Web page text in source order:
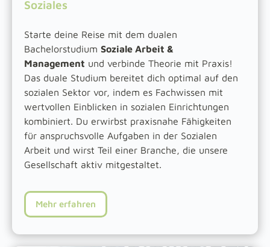
Soziales
Starte deine Reise mit dem dualen
Bachelorstudium Soziale Arbeit &
Management und verbinde Theorie mit Praxis!
Das duale Studium bereitet dich optimal auf den
sozialen Sektor vor, indem es Fachwissen mit
wertvollen Einblicken in sozialen Einrichtungen
kombiniert. Du erwirbst praxisnahe Fähigkeiten
für anspruchsvolle Aufgaben in der Sozialen
Arbeit und wirst Teil einer Branche, die unsere
Gesellschaft aktiv mitgestaltet.
Mehr erfahren